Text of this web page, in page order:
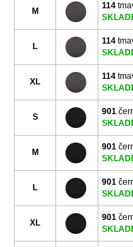
M
114
L
114
XL
114
S
901
M
901
L
901
XL
901